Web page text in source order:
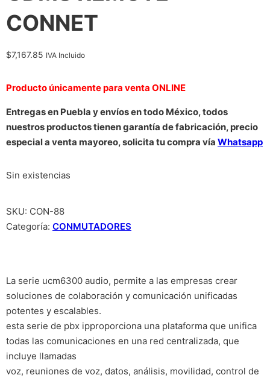
CONNET
$7,167.85 IVA Incluido
Producto únicamente para venta ONLINE
Entregas en Puebla y envíos en todo México, todos
nuestros productos tienen garantía de fabricación, precio
especial a venta mayoreo, solicita tu compra vía Whatsapp
Sin existencias
SKU: CON-88
Categoría: CONMUTADORES
La serie ucm6300 audio, permite a las empresas crear
soluciones de colaboración y comunicación unificadas
potentes y escalables.
esta serie de pbx ipproporciona una plataforma que unifica
todas las comunicaciones en una red centralizada, que
incluye llamadas
voz, reuniones de voz, datos, análisis, movilidad, control de